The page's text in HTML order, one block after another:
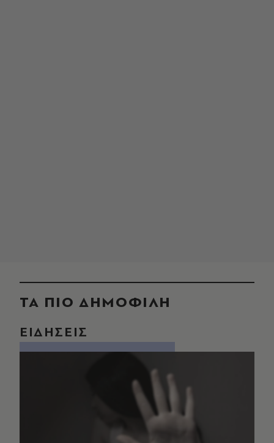
ΤΑ ΠΙΟ ΔΗΜΟΦΙΛΗ
ΕΙΔΗΣΕΙΣ